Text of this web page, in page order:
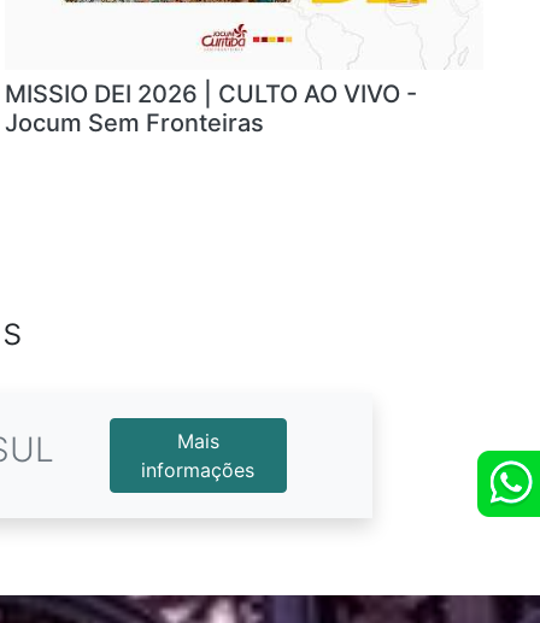
MISSIO DEI 2026 | CULTO AO VIVO -
Jocum Sem Fronteiras
Mais
informações